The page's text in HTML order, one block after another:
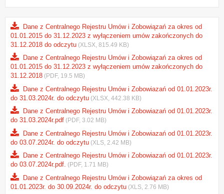
Dane z Centralnego Rejestru Umów i Zobowiązań za okres od
01.01.2015 do 31.12.2023 z wyłączeniem umów zakończonych do
31.12.2018 do odczytu (XLSX, 815.49 KB)
Dane z Centralnego Rejestru Umów i Zobowiązań za okres od
01.01.2015 do 31.12.2023 z wyłączeniem umów zakończonych do
31.12.2018 (PDF, 19.5 MB)
Dane z Centralnego Rejestru Umów i Zobowiazań od 01.01.2023r.
do 31.03.2024r. do odczytu (XLSX, 442.38 KB)
Dane z Centralnego Rejestru Umów i Zobowiazań od 01.01.2023r.
do 31.03.2024r.pdf (PDF, 3.02 MB)
Dane z Centralnego Rejestru Umów i Zobowiazań od 01.01.2023r.
do 03.07.2024r. do odczytu (XLS, 2.42 MB)
Dane z Centralnego Rejestru Umów i Zobowiazań od 01.01.2023r.
do 03.07.2024r.pdf. (PDF, 1.71 MB)
Dane z Centralnego Rejestru Umów i Zobowiązań za okres od
01.01.2023r. do 30.09.2024r. do odczytu (XLS, 2.76 MB)